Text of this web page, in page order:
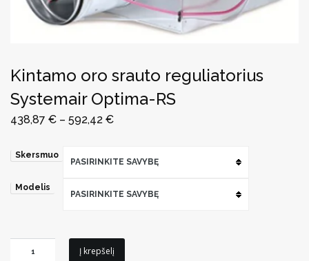
Kintamo oro srauto reguliatorius
Systemair Optima-RS
438,87 € – 592,42 €
Skersmuo
PASIRINKITE SAVYBĘ
Modelis
PASIRINKITE SAVYBĘ
Į krepšelį